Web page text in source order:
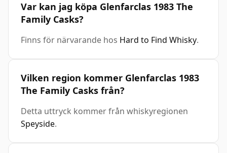
Var kan jag köpa Glenfarclas 1983 The
Family Casks?
Finns för närvarande hos Hard to Find Whisky.
Vilken region kommer Glenfarclas 1983
The Family Casks från?
Detta uttryck kommer från whiskyregionen
Speyside.